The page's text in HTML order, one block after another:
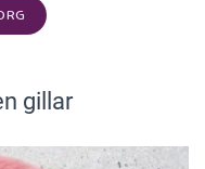
gillar